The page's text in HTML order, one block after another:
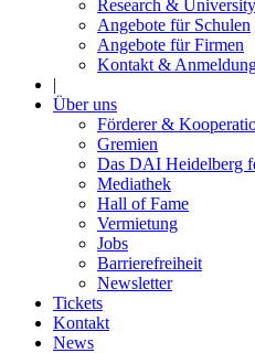
Research &
Angebote für Schulen
Angebote für Firmen
Kontakt &
|
Über uns
Förderer &
Gremien
Das DAI Heidelberg
Mediathek
Hall of Fame
Vermietung
Jobs
Barrierefreiheit
Newsletter
Tickets
Kontakt
News